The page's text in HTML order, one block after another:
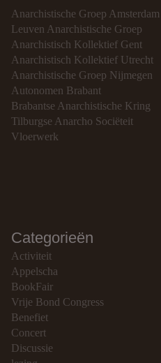
Anarchistische Groep Amsterdam
Leuven Anarchistische Groep
Anarchistisch Kollektief Gent
Anarchistisch Kollektief Utrecht
Anarchistische Groep Nijmegen
Autonomen Brabant
Brabantse Anarchistische Kring
Tilburgse Anarcho Sociëteit
Vloerwerk
Categorieën
Activiteit
Appelscha
BookFair
Vrije Bond Congress
Benefiet
Concert
Discussie